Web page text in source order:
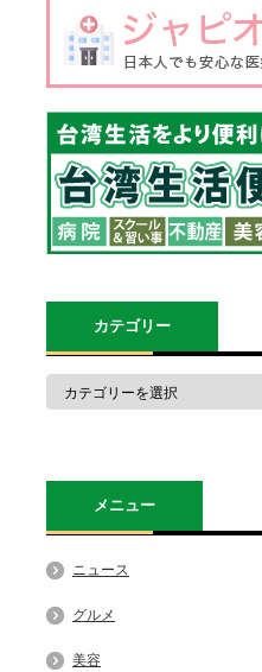
カテゴリー
メニュー
ニュース
グルメ
美容